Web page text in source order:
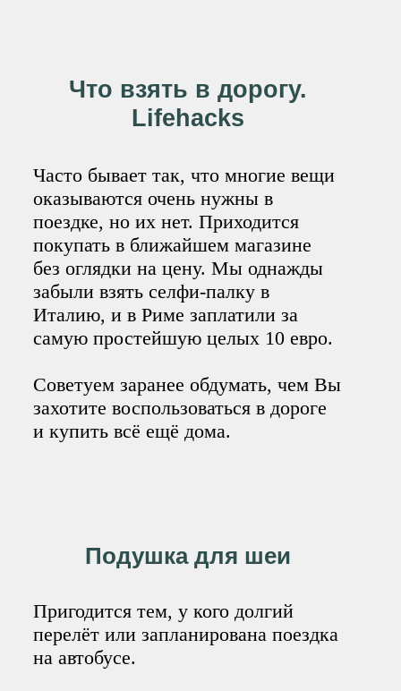
Что взять в дорогу.
Lifehacks
Часто бывает так, что многие вещи
оказываются очень нужны в
поездке, но их нет. Приходится
покупать в ближайшем магазине
без оглядки на цену. Мы однажды
забыли взять селфи-палку в
Италию, и в Риме заплатили за
самую простейшую целых 10 евро.
Советуем заранее обдумать, чем Вы
захотите воспользоваться в дороге
и купить всё ещё дома.
Подушка для шеи
Пригодится тем, у кого долгий
перелёт или запланирована поездка
на автобусе.